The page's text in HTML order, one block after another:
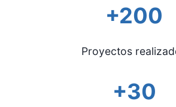
+200
Proyectos
+30